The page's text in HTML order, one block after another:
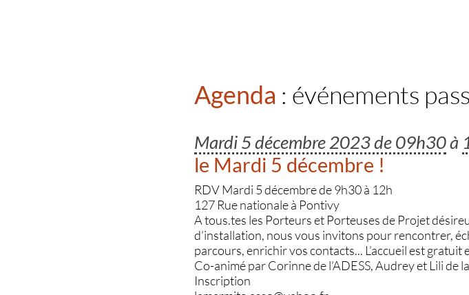
Agenda : événements
Mardi 5 décembre 2023 de 09h30à
le Mardi 5 décembre !
RDV Mardi 5 décembre de 9h30 à 12h
127 Rue nationale à Pontivy
A tous.tes les Porteurs et Porteuses de Projet
d’installation, nous vous invitons pour rencontrer,
parcours, enrichir vos contacts... L’accueil est gratuit
Co-animé par Corinne de l’ADESS, Audrey et Lili de
Inscription